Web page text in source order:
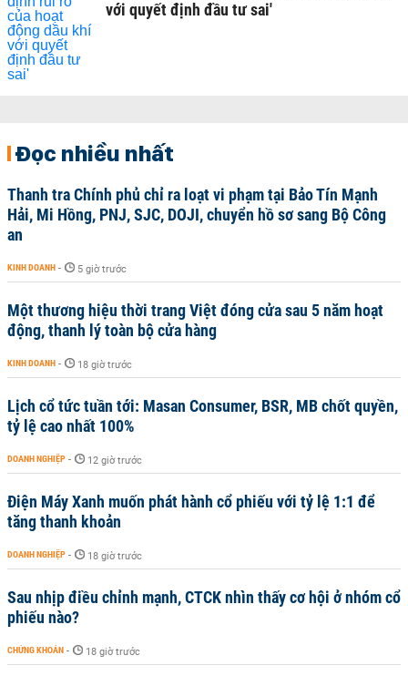
với quyết định đầu tư sai'
Đọc nhiều nhất
Thanh tra Chính phủ chỉ ra loạt vi phạm tại Bảo Tín Mạnh
Hải, Mi Hồng, PNJ, SJC, DOJI, chuyển hồ sơ sang Bộ Công
an
KINH DOANH - 5 giờ trước
Một thương hiệu thời trang Việt đóng cửa sau 5 năm hoạt
động, thanh lý toàn bộ cửa hàng
KINH DOANH - 18 giờ trước
Lịch cổ tức tuần tới: Masan Consumer, BSR, MB chốt quyền,
tỷ lệ cao nhất 100%
DOANH NGHIỆP - 12 giờ trước
Điện Máy Xanh muốn phát hành cổ phiếu với tỷ lệ 1:1 để
tăng thanh khoản
DOANH NGHIỆP - 18 giờ trước
Sau nhịp điều chỉnh mạnh, CTCK nhìn thấy cơ hội ở nhóm cổ
phiếu nào?
CHỨNG KHOÁN - 18 giờ trước